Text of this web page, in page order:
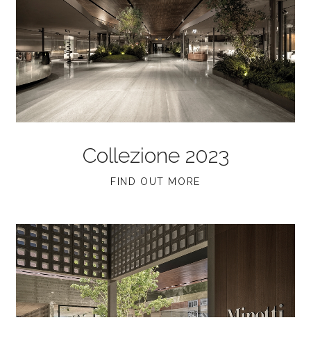
Collezione 2023
FIND OUT MORE